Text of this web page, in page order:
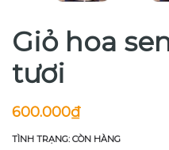
Giỏ hoa
tươi
600.000₫
TÌNH TRẠNG: CÒN HÀNG